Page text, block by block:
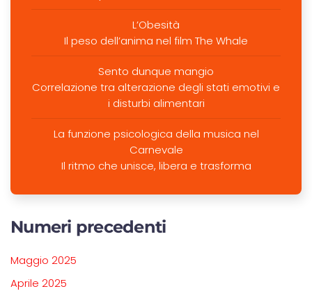
L’Obesità
Il peso dell’anima nel film The Whale
Sento dunque mangio
Correlazione tra alterazione degli stati emotivi e
i disturbi alimentari
La funzione psicologica della musica nel
Carnevale
Il ritmo che unisce, libera e trasforma
Numeri precedenti
Maggio 2025
Aprile 2025